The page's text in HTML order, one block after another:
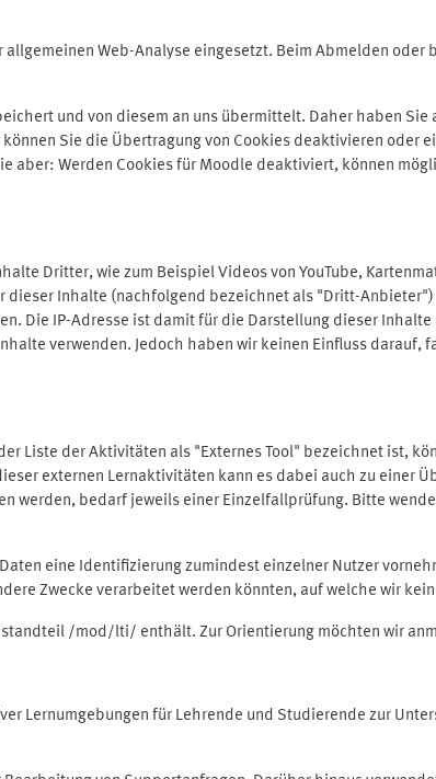
Web-Analyse eingesetzt. Beim Abmelden
und von diesem an uns übermittelt. Daher haben
Sie die Übertragung von Cookies deaktivieren
aber: Werden Cookies für Moodle deaktiviert, können
Dritter, wie zum Beispiel Videos von YouTube,
Inhalte (nachfolgend bezeichnet als "Dritt-
Die IP-Adresse ist damit für die Darstellung dieser
verwenden. Jedoch haben wir keinen Einfluss
Liste der Aktivitäten als "Externes Tool" bezeichnet ist,
externen Lernaktivitäten kann es dabei auch zu einer
werden, bedarf jeweils einer Einzelfallprüfung. Bitte
eine Identifizierung zumindest einzelner Nutzer
Zwecke verarbeitet werden könnten, auf welche wir
/mod/lti/ enthält. Zur Orientierung möchten wir
Lernumgebungen für Lehrende und Studierende zur